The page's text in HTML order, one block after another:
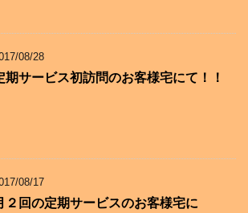
08/28
期サービス初訪問のお客様宅にて！！
08/17
２回の定期サービスのお客様宅に